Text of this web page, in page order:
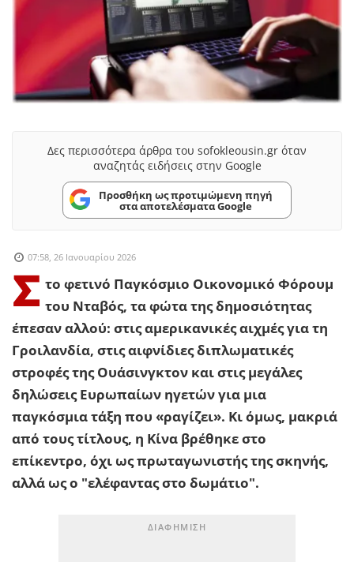
Δες περισσότερα άρθρα του sofokleousin.gr όταν
αναζητάς ειδήσεις στην Google
Προσθήκη ως προτιμώμενη πηγή
στα αποτελέσματα Google
07:58, 26 Ιανουαρίου 2026
Σ το φετινό Παγκόσμιο Οικονομικό Φόρουμ
του Νταβός, τα φώτα της δημοσιότητας
έπεσαν αλλού: στις αμερικανικές αιχμές για τη
Γροιλανδία, στις αιφνίδιες διπλωματικές
στροφές της Ουάσινγκτον και στις μεγάλες
δηλώσεις Ευρωπαίων ηγετών για μια
παγκόσμια τάξη που «ραγίζει». Κι όμως, μακριά
από τους τίτλους, η Κίνα βρέθηκε στο
επίκεντρο, όχι ως πρωταγωνιστής της σκηνής,
αλλά ως ο "ελέφαντας στο δωμάτιο".